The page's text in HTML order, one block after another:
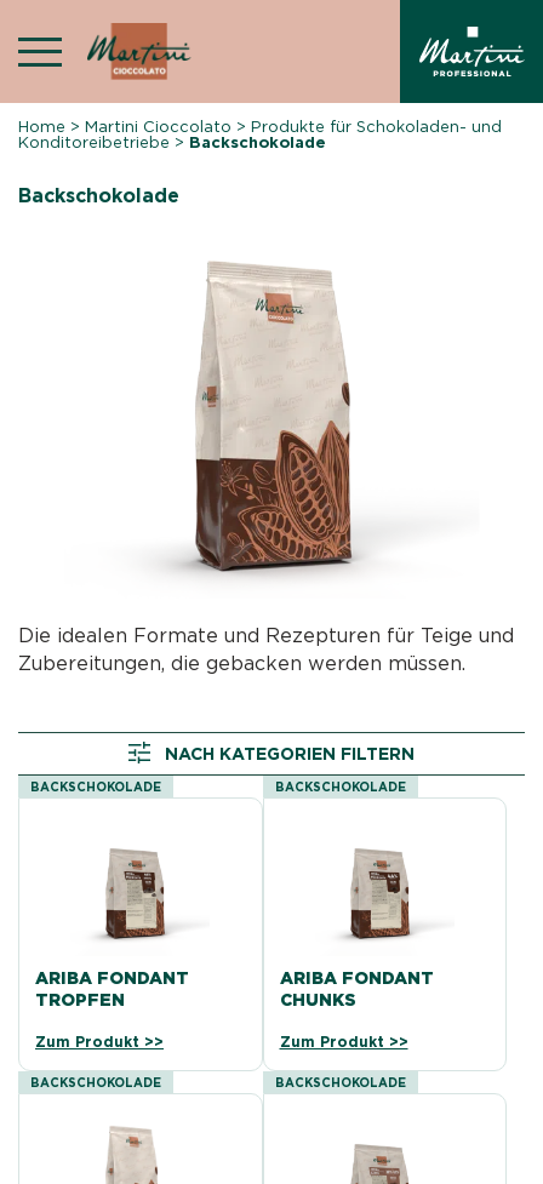
content
Home >Martini Cioccolato >Produkte für Schokoladen- und
Konditoreibetriebe > Backschokolade
Backschokolade
Die idealen Formate und Rezepturen für Teige und
Zubereitungen, die gebacken werden müssen.
NACH KATEGORIEN FILTERN
BACKSCHOKOLADE
ARIBA FONDANT
TROPFEN
Zum Produkt >>
BACKSCHOKOLADE
ARIBA FONDANT
CHUNKS
Zum Produkt >>
BACKSCHOKOLADE BACKSCHOKOLADE